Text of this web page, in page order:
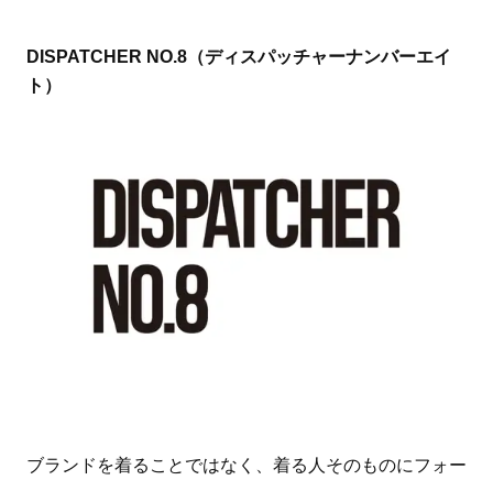
DISPATCHER NO.8（ディスパッチャーナンバーエイ
ト）
ブランドを着ることではなく、着る人そのものにフォー